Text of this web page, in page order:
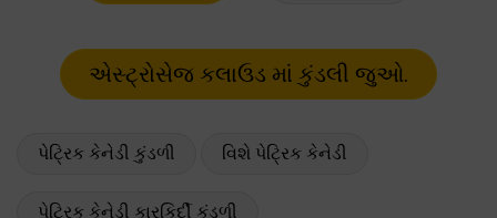
પેટ્રિક કેનેડી કુંડળી વિશે પેટ્રિક કેનેડી
પેટ્રિક કેનેડી કારકિર્દી કુંડળી